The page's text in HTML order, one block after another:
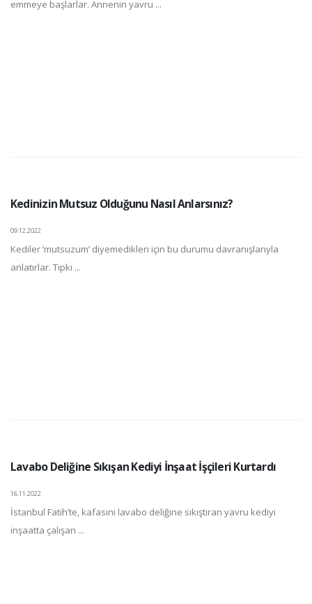
emmeye başlarlar. Annenin yavru ...
Kedinizin Mutsuz Olduğunu Nasıl Anlarsınız?
09.12.2022
Kediler ‘mutsuzum’ diyemedikleri için bu durumu davranışlarıyla
anlatırlar. Tıpkı ...
Lavabo Deliğine Sıkışan Kediyi İnşaat İşçileri Kurtardı
16.11.2022
İstanbul Fatih’te, kafasını lavabo deliğine sıkıştıran yavru kediyi
inşaatta çalışan ...